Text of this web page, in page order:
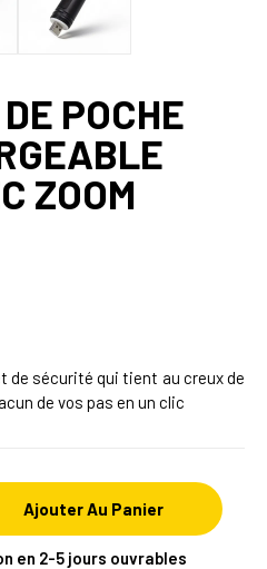
POCHE
ZOOM
de sécurité qui tient au creux de
de vos pas en un clic
Ajouter Au Panier
en 2-5 jours ouvrables